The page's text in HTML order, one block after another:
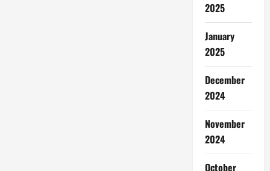
2025
January
2025
December
2024
November
2024
October